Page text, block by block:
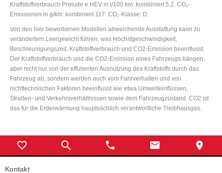
Kraftstoffverbrauch Prelude e:HEV in l/100 km: kombiniert 5,2. CO₂-
Emissionen in g/km: kombiniert 117. CO₂-Klasse: D.
Von den hier beworbenen Modellen abweichende Ausstattung kann zu
verändertem Leergewicht führen, was Höchstgeschwindigkeit,
Beschleunigungszeit, Kraftstoffverbrauch und CO2-Emission beeinflusst.
Der Kraftstoffverbrauch und die CO2-Emission eines Fahrzeugs hängen
aber nicht nur von der effizienten Ausnutzung des Kraftstoffs durch das
Fahrzeug ab, sondern werden auch vom Fahrverhalten und von
nichttechnischen Faktoren beeinflusst wie etwa Umwelteinflüssen,
Straßen- und Verkehrsverhältnissen sowie dem Fahrzeugzustand. CO2 ist
das für die Erderwärmung hauptsächlich verantwortliche Treibhausgas.
Kontakt